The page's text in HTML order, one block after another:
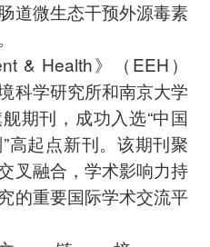
道微生态干预外源毒素
Health》（EEH）
科学研究所和南京大学
期刊，成功入选“中国
高起点新刊。该期刊聚
叉融合，学术影响力持
的重要国际学术交流平